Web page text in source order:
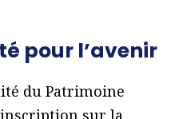
pour l’avenir
du Patrimoine
inscription sur la